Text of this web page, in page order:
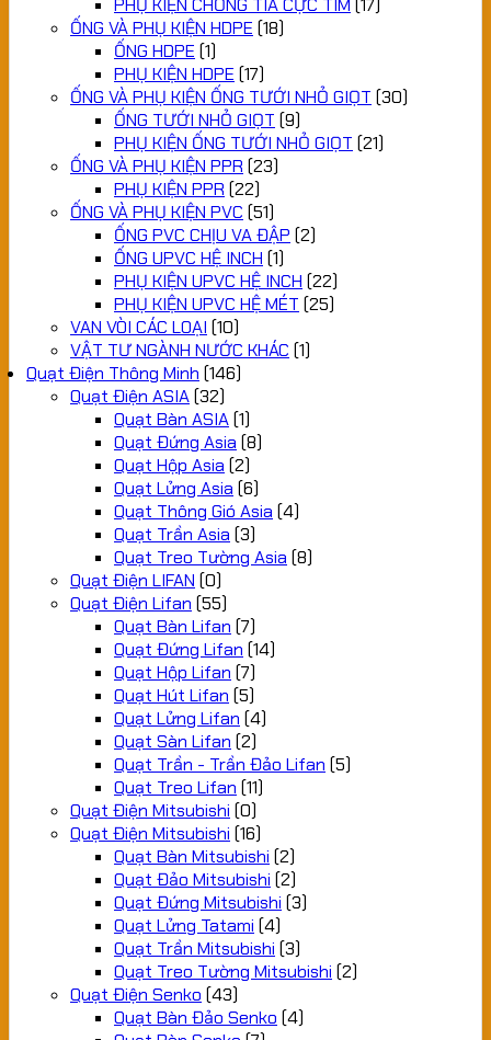
PHỤ KIỆN CHỐNG TIA CỰC TÍM (17)
ỐNG VÀ PHỤ KIỆN HDPE (18)
ỐNG HDPE (1)
PHỤ KIỆN HDPE (17)
ỐNG VÀ PHỤ KIỆN ỐNG TƯỚI NHỎ GIỌT (30)
ỐNG TƯỚI NHỎ GIỌT (9)
PHỤ KIỆN ỐNG TƯỚI NHỎ GIỌT (21)
ỐNG VÀ PHỤ KIỆN PPR (23)
PHỤ KIỆN PPR (22)
ỐNG VÀ PHỤ KIỆN PVC (51)
ỐNG PVC CHỊU VA ĐẬP (2)
ỐNG UPVC HỆ INCH (1)
PHỤ KIỆN UPVC HỆ INCH (22)
PHỤ KIỆN UPVC HỆ MÉT (25)
VAN VÒI CÁC LOẠI (10)
VẬT TƯ NGÀNH NƯỚC KHÁC (1)
Quạt Điện Thông Minh (146)
Quạt Điện ASIA(32)
Quạt Bàn ASIA(1)
Quạt Đứng Asia (8)
Quạt Hộp Asia (2)
Quạt Lửng Asia (6)
Quạt Thông Gió Asia (4)
Quạt Trần Asia (3)
Quạt Treo Tường Asia (8)
Quạt Điện LIFAN (0)
Quạt Điện Lifan (55)
Quạt Bàn Lifan (7)
Quạt Đứng Lifan (14)
Quạt Hộp Lifan (7)
Quạt Hút Lifan (5)
Quạt Lửng Lifan (4)
Quạt Sàn Lifan (2)
Quạt Trần - Trần Đảo Lifan (5)
Quạt Treo Lifan (11)
Quạt Điện Mitsubishi (0)
Quạt Điện Mitsubishi (16)
Quạt Bàn Mitsubishi (2)
Quạt Đảo Mitsubishi (2)
Quạt Đứng Mitsubishi (3)
Quạt Lửng Tatami (4)
Quạt Trần Mitsubishi (3)
Quạt Treo Tường Mitsubishi (2)
Quạt Điện Senko (43)
Quạt Bàn Đảo Senko (4)